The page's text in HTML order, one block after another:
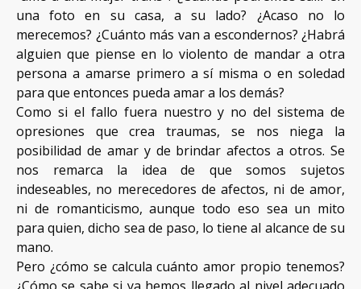
una foto en su casa, a su lado? ¿Acaso no lo
merecemos? ¿Cuánto más van a escondernos? ¿Habrá
alguien que piense en lo violento de mandar a otra
persona a amarse primero a sí misma o en soledad
para que entonces pueda amar a los demás?
Como si el fallo fuera nuestro y no del sistema de
opresiones que crea traumas, se nos niega la
posibilidad de amar y de brindar afectos a otros. Se
nos remarca la idea de que somos sujetos
indeseables, no merecedores de afectos, ni de amor,
ni de romanticismo, aunque todo eso sea un mito
para quien, dicho sea de paso, lo tiene al alcance de su
mano.
Pero ¿cómo se calcula cuánto amor propio tenemos?